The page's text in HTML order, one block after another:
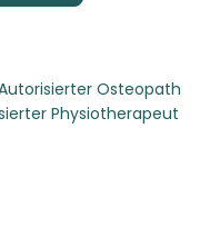
Osteopath
Physiotherapeut